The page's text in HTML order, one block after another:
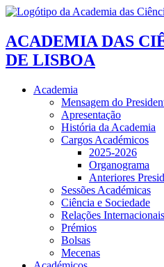
ACADEMIA DAS
DE LISBOA
Academia
Mensagem do
Apresentação
História da Academia
Cargos Académicos
2025-2026
Organograma
Anteriores
Sessões Académicas
Ciência e Sociedade
Relações Internacionais
Prémios
Bolsas
Mecenas